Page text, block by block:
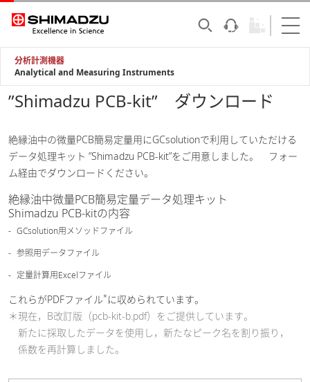
分析計測機器
Analytical and Measuring Instruments
”Shimadzu PCB-kit” ダウンロード
絶縁油中の微量PCB簡易定量用にGCsolutionで利用していただける
データ処理キット ”Shimadzu PCB-kit”をご用意しました。 フォー
ム経由でダウンロードください。
絶縁油中微量PCB簡易定量データ処理キット
Shimadzu PCB-kitの内容
GCsolution用メソッドファイル
参照用データファイル
定量計算用Excelファイル
これらがPDFファイル* に収められています。
＊現在，B改訂版（pcb-kit-b.pdf）をご提供しています。
新たに採取したデータを使用し，新たなピーク名を割り振り，
係数を再計算しました。